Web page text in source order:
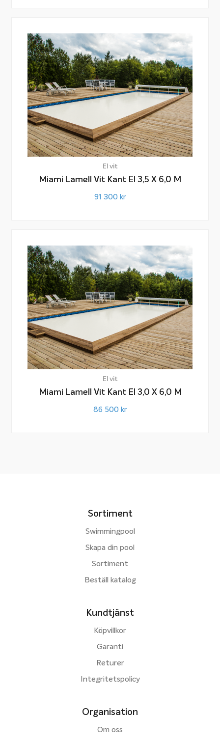
El vit
Miami Lamell Vit Kant El 3,5 X 6,0 M
91 300 kr
El vit
Miami Lamell Vit Kant El 3,0 X 6,0 M
86 500 kr
Sortiment
Swimmingpool
Skapa din pool
Sortiment
Beställ katalog
Kundtjänst
Köpvillkor
Garanti
Returer
Integritetspolicy
Organisation
Om oss